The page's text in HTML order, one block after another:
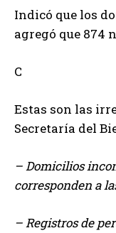
Indicó que los
agregó que 874
C
Estas son las
Secretaría del
– Domicilios
corresponden a
– Registros de